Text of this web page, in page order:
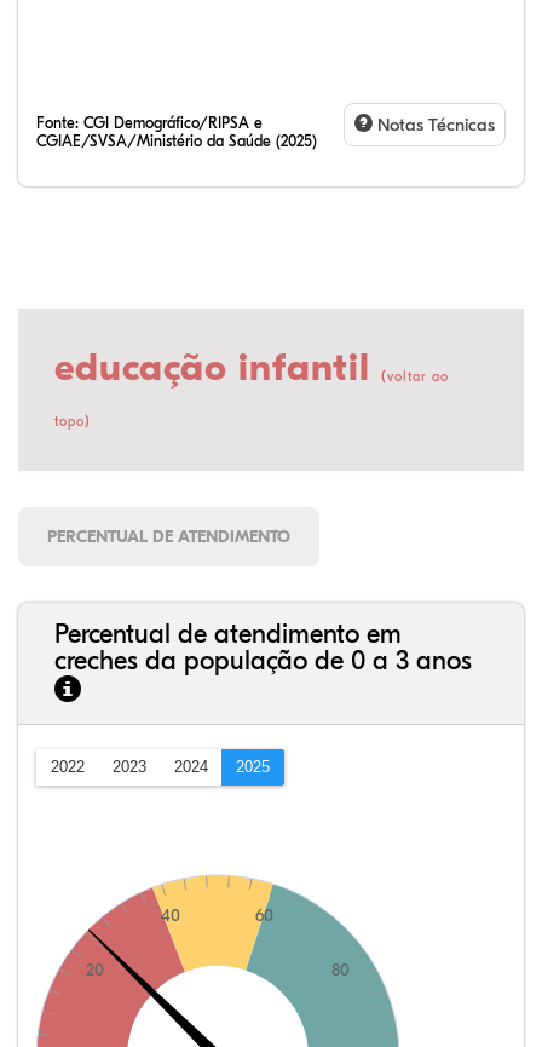
Fonte: CGI Demográfico/RIPSA e
CGIAE/SVSA/Ministério da Saúde (2025)
Notas Técnicas
educação infantil (voltar ao
topo)
PERCENTUAL DE ATENDIMENTO
Percentual de atendimento em
creches da população de 0 a 3 anos
2022 2023 2024 2025
20
40 60
80